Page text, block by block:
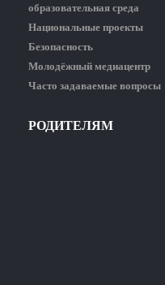
образовательная среда
Национальные проекты
Безопасность
Молодёжный медиацентр
Часто задаваемые вопросы
РОДИТЕЛЯМ